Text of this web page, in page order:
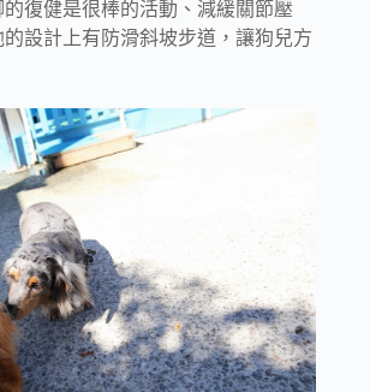
復健是很棒的活動、減緩關節壓
設計上有防滑斜坡步道，讓狗兒方